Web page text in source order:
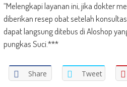
“Melengkapi layanan ini, jika dokter
diberikan resep obat setelah
dapat langsung ditebus di Aloshop
pungkas Suci.***
Share Tweet